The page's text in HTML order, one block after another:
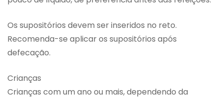
Os supositórios devem ser inseridos no reto.
Recomenda-se aplicar os supositórios após
defecação.
Crianças
Crianças com um ano ou mais, dependendo da